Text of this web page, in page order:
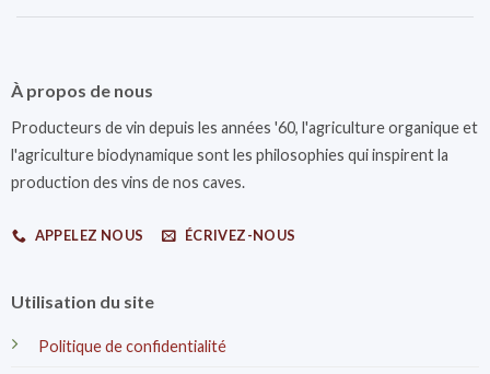
À propos de nous
Producteurs de vin depuis les années '60, l'agriculture organique et
l'agriculture biodynamique sont les philosophies qui inspirent la
production des vins de nos caves.
APPELEZ NOUS ÉCRIVEZ-NOUS
Utilisation du site
Politique de confidentialité